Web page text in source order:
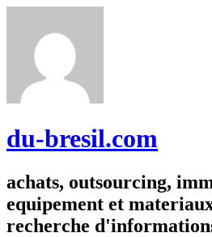
du-bresil.com
achats, outsourcing,
equipement et
recherche